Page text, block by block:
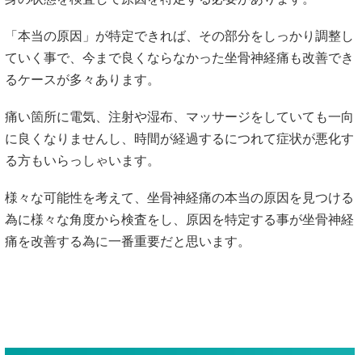
「本当の原因」が特定できれば、その部分をしっかり調整し
ていく事で、今まで良くならなかった坐骨神経痛も改善でき
るケースが多々あります。
痛い箇所に電気、注射や湿布、マッサージをしていても一向
に良くなりませんし、時間が経過するにつれて症状が悪化す
る方もいらっしゃいます。
様々な可能性を考えて、坐骨神経痛の本当の原因を見つける
為に様々な角度から検査をし、原因を特定する事が坐骨神経
痛を改善する為に一番重要だと思います。